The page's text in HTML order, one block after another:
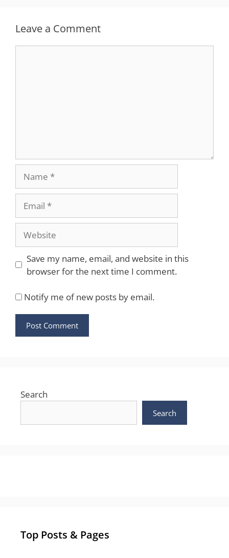
Leave a Comment
Website
Save my name, email, and website in this
browser for the next time I comment.
Notify me of new posts by email.
Search
Search
Top Posts & Pages